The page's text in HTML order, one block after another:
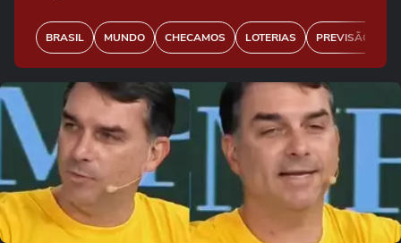
BRASIL MUNDO CHECAMOS LOTERIAS PREVISÃO DO
Ops!
Não foi possível reproduzir o vídeo
Tentar novamente